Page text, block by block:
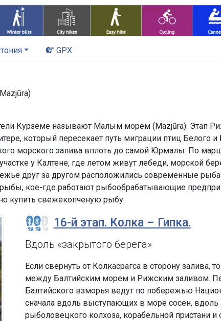
GPX
Курземе называют Малым морем (Mazjūra). Этап
который пересекает путь миграции птиц Белого
морского залива вплоть до самой Юрмалы. По
у Калтене, где летом живут лебеди, морской
друг за другом расположились современные
кое-где работают рыбообрабатывающие
купить свежекопченую рыбу.
16-й этап. Колка – Гипка.
Вдоль «закрытого берега»
Если свернуть от Колкасрагса в сторону залива,
между Балтийским морем и Рижским заливом.
Балтийского взморья ведут по побережью
сначала вдоль выступающих в море сосен,
рыболовецкого колхоза, корабельной пристани